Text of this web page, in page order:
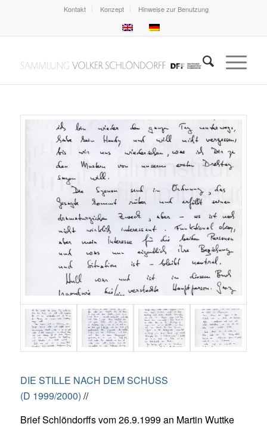
Kontakt Konzept Hinweise zur Benutzung
DIE STILLE NACH DEM SCHUSS
(D 1999/2000) //
Brief Schlöndorffs vom 26.9.1999 an Martin Wuttke